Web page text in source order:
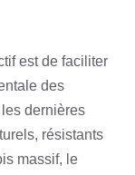
est de faciliter
des
dernières
résistants
massif, le